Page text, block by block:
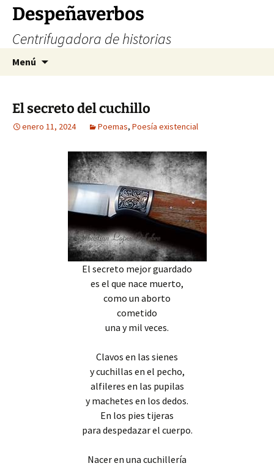
Saltar
contenido
Despeñaverbos
Centrifugadora de historias
Menú
El secreto del cuchillo
enero 11, 2024 Poemas, Poesía existencial
El secreto mejor guardado
es el que nace muerto,
como un aborto
cometido
una y mil veces.
Clavos en las sienes
y cuchillas en el pecho,
alfileres en las pupilas
y machetes en los dedos.
En los pies tijeras
para despedazar el cuerpo.
Nacer en una cuchillería